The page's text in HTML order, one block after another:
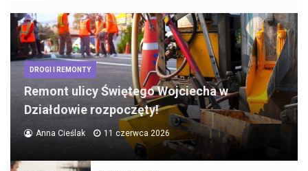
DROGI I REMONTY
Remont ulicy Świętego Wojciecha w
Działdowie rozpoczęty!
Anna Cieślak 11 czerwca 2026